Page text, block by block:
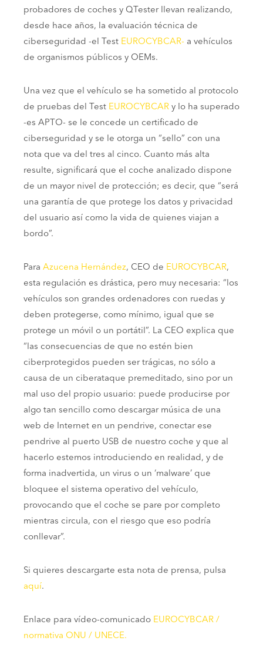
probadores de coches y QTester llevan realizando,
desde hace años, la evaluación técnica de
ciberseguridad -el Test EUROCYBCAR- a vehículos
de organismos públicos y OEMs.
Una vez que el vehículo se ha sometido al protocolo
de pruebas del Test EUROCYBCAR y lo ha superado
-es APTO- se le concede un certificado de
ciberseguridad y se le otorga un “sello” con una
nota que va del tres al cinco. Cuanto más alta
resulte, significará que el coche analizado dispone
de un mayor nivel de protección; es decir, que “será
una garantía de que protege los datos y privacidad
del usuario así como la vida de quienes viajan a
bordo”.
Para Azucena Hernández, CEO de EUROCYBCAR,
esta regulación es drástica, pero muy necesaria: “los
vehículos son grandes ordenadores con ruedas y
deben protegerse, como mínimo, igual que se
protege un móvil o un portátil”. La CEO explica que
“las consecuencias de que no estén bien
ciberprotegidos pueden ser trágicas, no sólo a
causa de un ciberataque premeditado, sino por un
mal uso del propio usuario: puede producirse por
algo tan sencillo como descargar música de una
web de Internet en un pendrive, conectar ese
pendrive al puerto USB de nuestro coche y que al
hacerlo estemos introduciendo en realidad, y de
forma inadvertida, un virus o un ‘malware’ que
bloquee el sistema operativo del vehículo,
provocando que el coche se pare por completo
mientras circula, con el riesgo que eso podría
conllevar”.
Si quieres descargarte esta nota de prensa, pulsa
aquí.
Enlace para vídeo-comunicado EUROCYBCAR /
normativa ONU / UNECE.